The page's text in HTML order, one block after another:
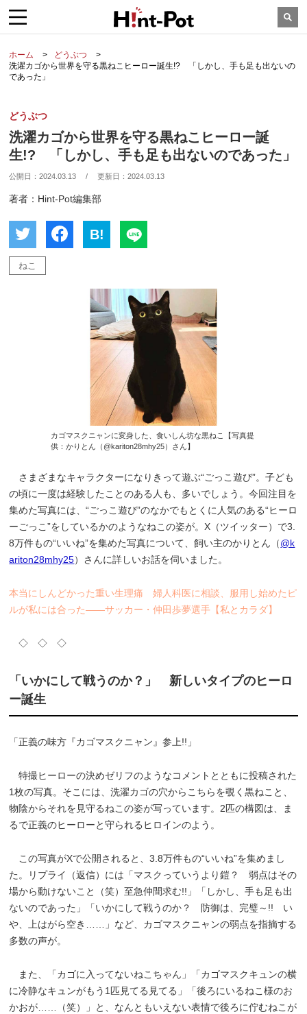
ホーム
どうぶつ
洗濯カゴから世界を守る黒ねこヒーロー誕生!? 「しかし、手も足も出ないの
であった」
どうぶつ
洗濯カゴから世界を守る黒ねこヒーロー誕
生!? 「しかし、手も足も出ないのであった」
公開日：2024.03.13 / 更新日：2024.03.13
著者：Hint-Pot編集部
B!
ねこ
カゴマスクニャンに変身した、食いしん坊な黒ねこ【写真提
供：かりとん（@kariton28mhy25）さん】
さまざまなキャラクターになりきって遊ぶ“ごっこ遊び”。子ども
の頃に一度は経験したことのある人も、多いでしょう。今回注目を
集めた写真には、“ごっこ遊び”のなかでもとくに人気のある“ヒーロ
ーごっこ”をしているかのようなねこの姿が。X（ツイッター）で3.
8万件もの“いいね”を集めた写真について、飼い主のかりとん（@k
ariton28mhy25）さんに詳しいお話を伺いました。
本当にしんどかった重い生理痛 婦人科医に相談、服用し始めたピ
ルが私には合った――サッカー・仲田歩夢選手【私とカラダ】
◇ ◇ ◇
「いかにして戦うのか？」 新しいタイプのヒーロ
ー誕生
「正義の味方『カゴマスクニャン』参上!!」
特撮ヒーローの決めゼリフのようなコメントとともに投稿された
1枚の写真。そこには、洗濯カゴの穴からこちらを覗く黒ねこと、
物陰からそれを見守るねこの姿が写っています。2匹の構図は、ま
るで正義のヒーローと守られるヒロインのよう。
この写真がXで公開されると、3.8万件もの“いいね”を集めまし
た。リプライ（返信）には「マスクっていうより鎧？ 弱点はその
場から動けないこと（笑）至急仲間求む!!」「しかし、手も足も出
ないのであった」「いかにして戦うのか？ 防御は、完璧～!! い
や、上はがら空き……」など、カゴマスクニャンの弱点を指摘する
多数の声が。
また、「カゴに入ってないねこちゃん」「カゴマスクキュンの横
に冷静なキュンがもう1匹見てる見てる」「後ろにいるねこ様のお
かおが……（笑）」と、なんともいえない表情で後ろに佇むねこが